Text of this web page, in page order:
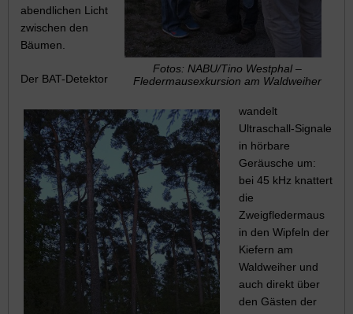
Fotos: NABU/Tino Westphal –
Fledermausexkursion am Waldweiher
abendlichen Licht
zwischen den
Bäumen.
Der BAT-Detektor
wandelt
Ultraschall-Signale
in hörbare
Geräusche um:
bei 45 kHz knattert
die
Zweigfledermaus
in den Wipfeln der
Kiefern am
Waldweiher und
auch direkt über
den Gästen der